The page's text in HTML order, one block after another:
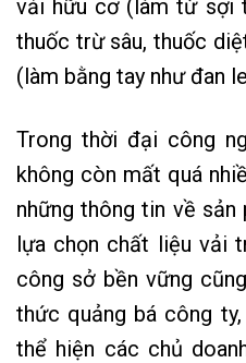
vải hữu cơ (làm từ sợi
thuốc trừ sâu, thuốc
(làm bằng tay như đan
Trong thời đại công
không còn mất quá
những thông tin về sản
lựa chọn chất liệu vải
công sở bền vững
thức quảng bá công
thể hiện các chủ